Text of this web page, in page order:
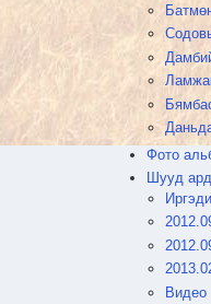
Фото
Шууд
Видео